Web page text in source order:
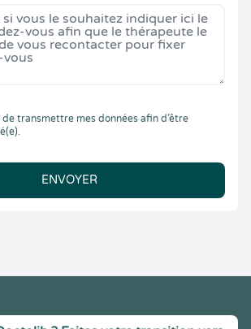
de transmettre mes données afin d’être
ENVOYER